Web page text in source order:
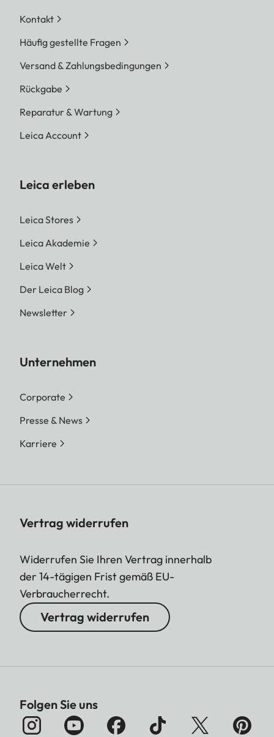
Kontakt
Häufig gestellte Fragen
Versand & Zahlungsbedingungen
Rückgabe
Reparatur & Wartung
Leica Account
Leica erleben
Leica Stores
Leica Akademie
Leica Welt
Der Leica Blog
Newsletter
Unternehmen
Corporate
Presse & News
Karriere
Vertrag widerrufen
Widerrufen Sie Ihren Vertrag innerhalb
der 14-tägigen Frist gemäß EU-
Verbraucherrecht.
Vertrag widerrufen
Folgen Sie uns